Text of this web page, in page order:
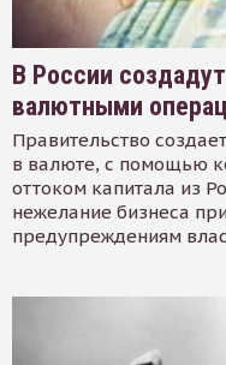
В России
валютными
Правительство
в валюте, с помощью
оттоком капитала из
нежелание бизнеса
предупреждениям